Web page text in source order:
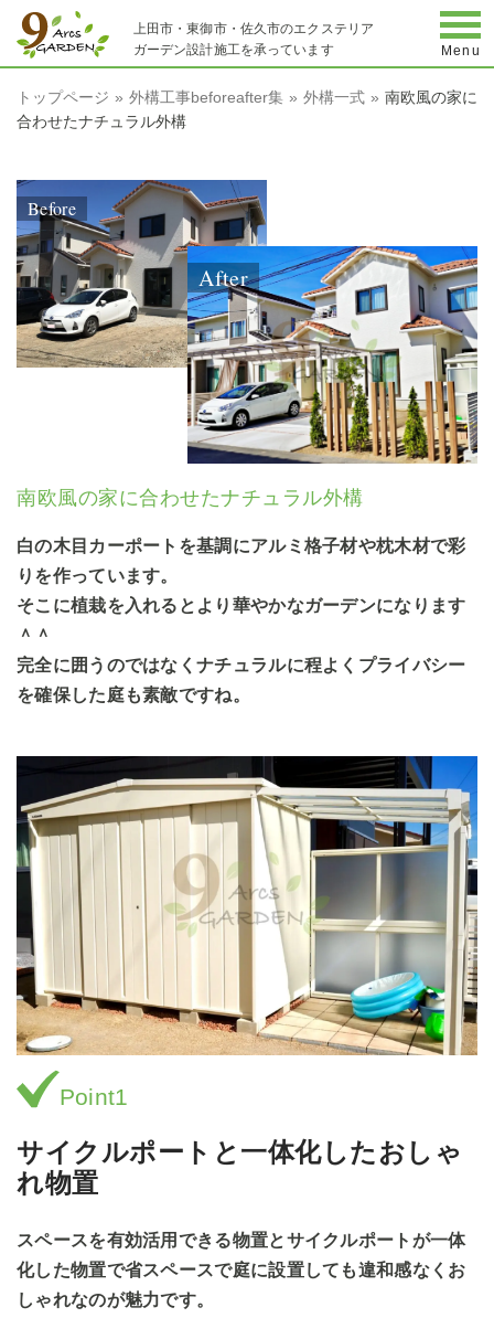
上田市・東御市・佐久市のエクステリア
ガーデン設計施工を承っています
Menu
トップページ 外構工事beforeafter集 外構一式
南欧風の家に
合わせたナチュラル外構
Before
After
南欧風の家に合わせたナチュラル外構
白の木目カーポートを基調にアルミ格子材や枕木材で彩
りを作っています。
そこに植栽を入れるとより華やかなガーデンになります
＾＾
完全に囲うのではなくナチュラルに程よくプライバシー
を確保した庭も素敵ですね。
Point1
サイクルポートと一体化したおしゃ
れ物置
スペースを有効活用できる物置とサイクルポートが一体
化した物置で省スペースで庭に設置しても違和感なくお
しゃれなのが魅力です。